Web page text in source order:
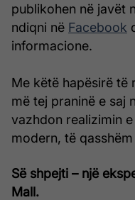
publikohen në javët
ndiqni në Facebook
informacione.
Me këtë hapësirë të
më tej praninë e saj
vazhdon realizimin
modern, të
Së shpejti – një
Mall.